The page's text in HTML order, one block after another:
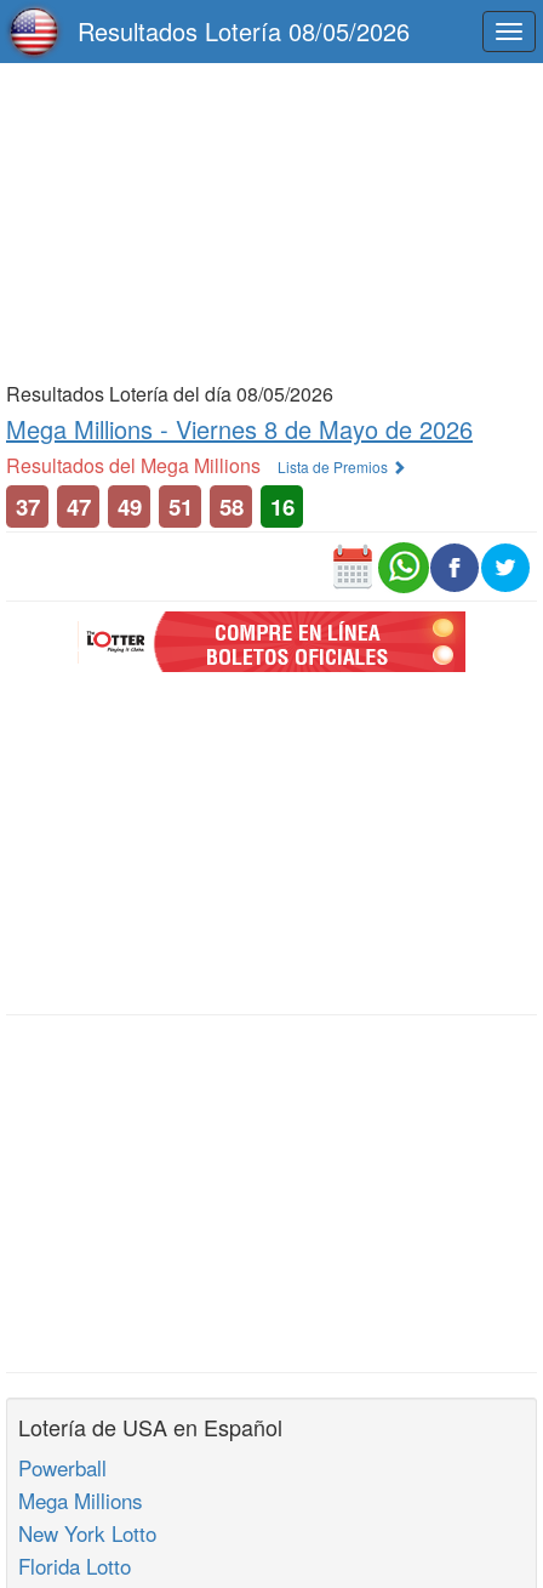
Resultados Lotería 08/05/2026
Resultados Lotería del día 08/05/2026
Mega Millions - Viernes 8 de Mayo de 2026
Resultados del Mega Millions Lista de Premios
37 47 49 51 58 16
Lotería de USA en Español
Powerball
Mega Millions
New York Lotto
Florida Lotto